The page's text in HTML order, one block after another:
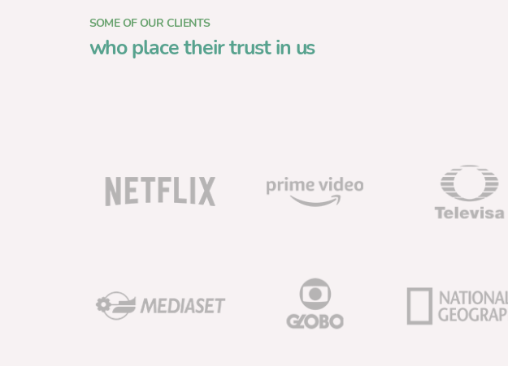
o
SOME OF OUR CLIENTS
who place their trust in us